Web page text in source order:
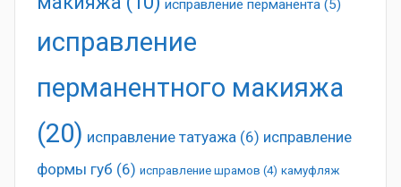
исправление перманента (5)
исправление
перманентного макияжа
(20) исправление татуажа (6) исправление
формы губ (6) исправление шрамов (4) камуфляж